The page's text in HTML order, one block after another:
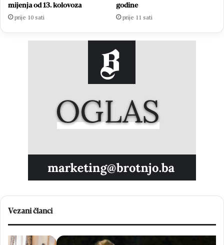
mijenja od 13. kolovoza
prije 10 sati
godine
prije 11 sati
Vezani članci
Matej